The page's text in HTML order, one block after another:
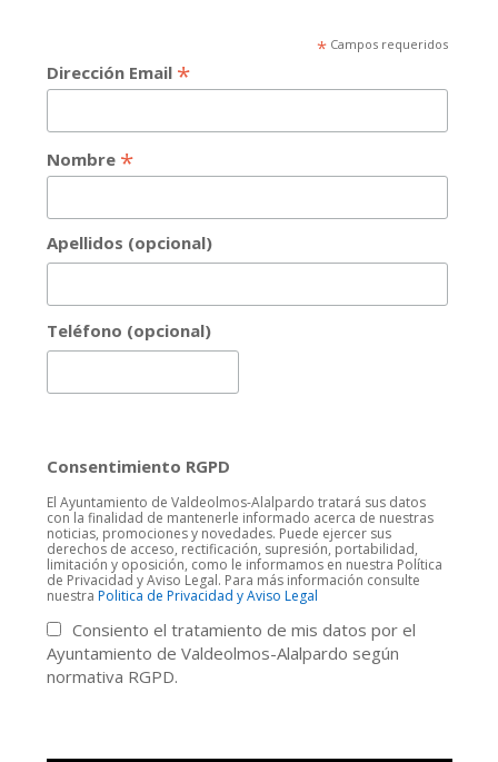
*Campos requeridos
Dirección Email *
Nombre *
Apellidos (opcional)
Teléfono (opcional)
Consentimiento RGPD
El Ayuntamiento de Valdeolmos-Alalpardo tratará sus datos
con la finalidad de mantenerle informado acerca de nuestras
noticias, promociones y novedades. Puede ejercer sus
derechos de acceso, rectificación, supresión, portabilidad,
limitación y oposición, como le informamos en nuestra Política
de Privacidad y Aviso Legal. Para más información consulte
nuestra Politica de Privacidad y Aviso Legal
Consiento el tratamiento de mis datos por el
Ayuntamiento de Valdeolmos-Alalpardo según
normativa RGPD.